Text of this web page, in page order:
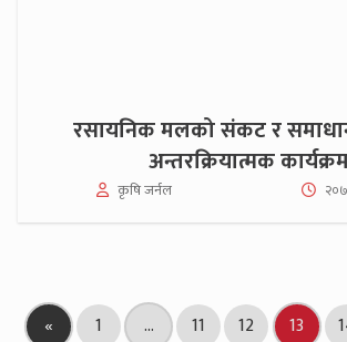
रसायनिक मलको संकट र
अन्तरक्रियात्मक
कृषि जर्नल
« 1 … 11 12 13